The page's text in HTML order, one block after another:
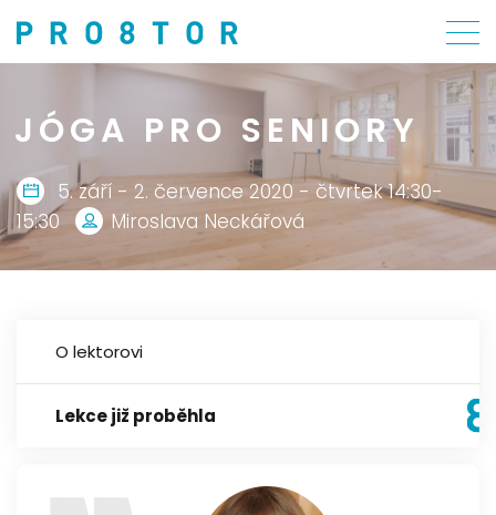
JÓGA PRO SENIORY
5. září - 2. července 2020 - čtvrtek 14:30-
15:30
Miroslava Neckářová
O lektorovi
Lekce již proběhla